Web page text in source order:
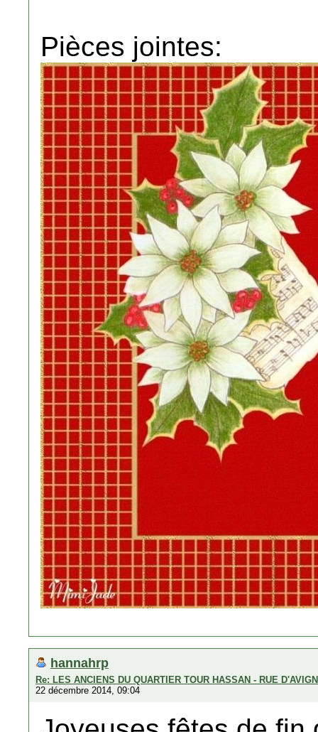
Pièces jointes:
hannahrp
Re: LES ANCIENS DU QUARTIER TOUR HASSAN - RUE
22 décembre 2014, 09:04